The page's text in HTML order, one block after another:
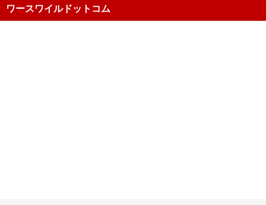
ワースワイルドットコム